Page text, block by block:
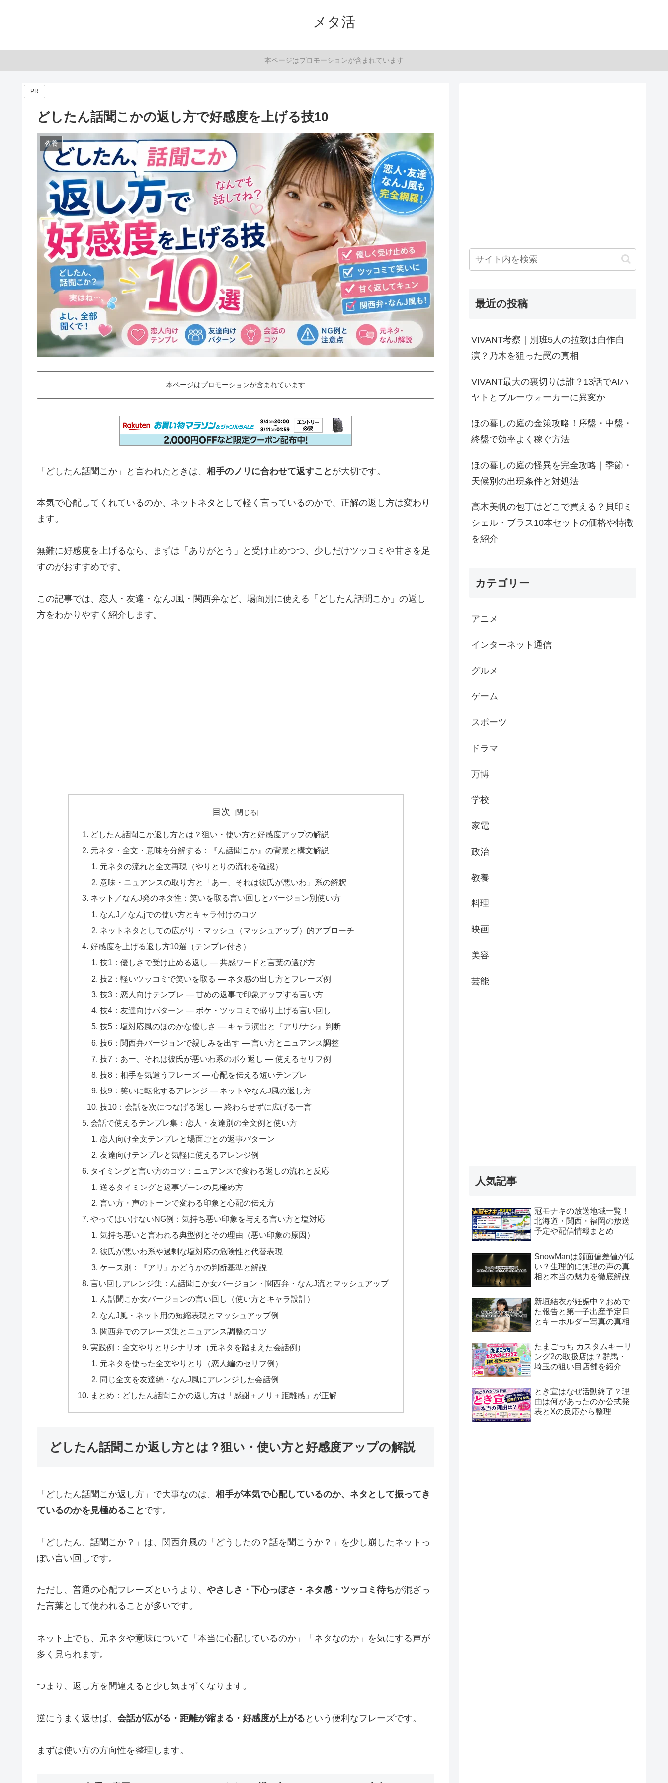
メタ活
本ページはプロモーションが含まれています
PR
どしたん話聞こかの返し方で好感度を上げる技10
教養
本ページはプロモーションが含まれています
「どしたん話聞こか」と言われたときは、 相手のノリに合わせて返すこと が大切です。
本気で心配してくれているのか、ネットネタとして軽く言っているのかで、正解の返し方は変わり
ます。
無難に好感度を上げるなら、まずは「ありがとう」と受け止めつつ、少しだけツッコミや甘さを足
すのがおすすめです。
この記事では、恋人・友達・なんJ風・関西弁など、場面別に使える「どしたん話聞こか」の返し
方をわかりやすく紹介します。
目次
どしたん話聞こか返し方とは？狙い・使い方と好感度アップの解説
元ネタ・全文・意味を分解する：『ん話聞こか』の背景と構文解説
元ネタの流れと全文再現（やりとりの流れを確認）
意味・ニュアンスの取り方と「あー、それは彼氏が悪いわ」系の解釈
ネット／なんJ発のネタ性：笑いを取る言い回しとバージョン別使い方
なんJ／なんjでの使い方とキャラ付けのコツ
ネットネタとしての広がり・マッシュ（マッシュアップ）的アプローチ
好感度を上げる返し方10選（テンプレ付き）
技1：優しさで受け止める返し — 共感ワードと言葉の選び方
技2：軽いツッコミで笑いを取る — ネタ感の出し方とフレーズ例
技3：恋人向けテンプレ — 甘めの返事で印象アップする言い方
技4：友達向けパターン — ボケ・ツッコミで盛り上げる言い回し
技5：塩対応風のほのかな優しさ — キャラ演出と『アリ/ナシ』判断
技6：関西弁バージョンで親しみを出す — 言い方とニュアンス調整
技7：あー、それは彼氏が悪いわ系のボケ返し — 使えるセリフ例
技8：相手を気遣うフレーズ — 心配を伝える短いテンプレ
技9：笑いに転化するアレンジ — ネットやなんJ風の返し方
技10：会話を次につなげる返し — 終わらせずに広げる一言
会話で使えるテンプレ集：恋人・友達別の全文例と使い方
恋人向け全文テンプレと場面ごとの返事パターン
友達向けテンプレと気軽に使えるアレンジ例
タイミングと言い方のコツ：ニュアンスで変わる返しの流れと反応
送るタイミングと返事ゾーンの見極め方
言い方・声のトーンで変わる印象と心配の伝え方
やってはいけないNG例：気持ち悪い印象を与える言い方と塩対応
気持ち悪いと言われる典型例とその理由（悪い印象の原因）
彼氏が悪いわ系や過剰な塩対応の危険性と代替表現
ケース別：『アリ』かどうかの判断基準と解説
言い回しアレンジ集：ん話聞こか女バージョン・関西弁・なんJ流とマッシュアップ
ん話聞こか女バージョンの言い回し（使い方とキャラ設計）
なんJ風・ネット用の短縮表現とマッシュアップ例
関西弁でのフレーズ集とニュアンス調整のコツ
実践例：全文やりとりシナリオ（元ネタを踏まえた会話例）
元ネタを使った全文やりとり（恋人編のセリフ例）
同じ全文を友達編・なんJ風にアレンジした会話例
まとめ：どしたん話聞こかの返し方は「感謝＋ノリ＋距離感」が正解
どしたん話聞こか返し方とは？狙い・使い方と好感度アップの解説
「どしたん話聞こか返し方」で大事なのは、 相手が本気で心配しているのか、ネタとして振ってき
ているのかを見極めること です。
「どしたん、話聞こか？」は、関西弁風の「どうしたの？話を聞こうか？」を少し崩したネットっ
ぽい言い回しです。
ただし、普通の心配フレーズというより、 やさしさ・下心っぽさ・ネタ感・ツッコミ待ちが混ざっ
た言葉として使われることが多いです。
ネット上でも、元ネタや意味について「本当に心配しているのか」「ネタなのか」を気にする声が
多く見られます。
つまり、返し方を間違えると少し気まずくなります。
逆にうまく返せば、 会話が広がる・距離が縮まる・好感度が上がる という便利なフレーズです。
まずは使い方の方向性を整理します。
最近の投稿
VIVANT考察｜別班5人の拉致は自作自
演？乃木を狙った罠の真相
VIVANT最大の裏切りは誰？13話でAIハ
ヤトとブルーウォーカーに異変か
ほの暮しの庭の金策攻略！序盤・中盤・
終盤で効率よく稼ぐ方法
ほの暮しの庭の怪異を完全攻略｜季節・
天候別の出現条件と対処法
高木美帆の包丁はどこで買える？貝印ミ
シェル・ブラス10本セットの価格や特徴
を紹介
カテゴリー
アニメ
インターネット通信
グルメ
ゲーム
スポーツ
ドラマ
万博
学校
家電
政治
教養
料理
映画
美容
芸能
人気記事
冠モナキの放送地域一覧！
北海道・関西・福岡の放送
予定や配信情報まとめ
SnowManは顔面偏差値が低
い？生理的に無理の声の真
相と本当の魅力を徹底解説
新垣結衣が妊娠中？おめで
た報告と第一子出産予定日
とキーホルダー写真の真相
たまごっち カスタムキーリ
ング2の取扱店は？群馬・
埼玉の狙い目店舗を紹介
とき宣はなぜ活動終了？理
由は何があったのか公式発
表とXの反応から整理